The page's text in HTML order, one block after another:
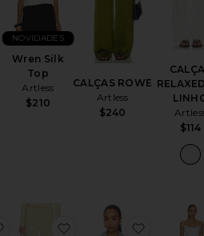
Wren Silk
Top
Artless
$210
NOVIDADES
CALÇAS ROWE
Artless
$240
$114
favoritoRomy Mini Dress
favoritoCALÇAS LOU